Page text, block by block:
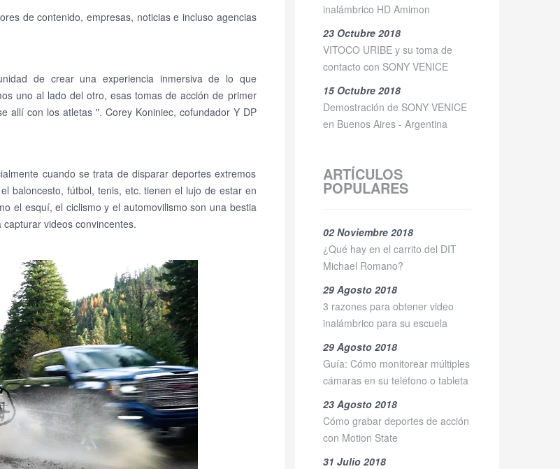
de contenido, empresas, noticias e incluso agencias
de crear una experiencia inmersiva de lo que
uno al lado del otro, esas tomas de acción de primer
allí con los atletas ". Corey Koniniec, cofundador Y DP
cuando se trata de disparar deportes extremos
baloncesto, fútbol, ​​tenis, etc. tienen el lujo de estar en
el esquí, el ciclismo y el automovilismo son una bestia
videos convincentes.
inalámbrico HD Amimon
23 Octubre 2018
VITOCO URIBE y su toma de
contacto con SONY VENICE
15 Octubre 2018
Demostración de SONY VENICE
en Buenos Aires - Argentina
ARTÍCULOS
POPULARES
02 Noviembre 2018
¿Qué hay en el carrito del DIT
Michael Romano?
29 Agosto 2018
3 razones para obtener video
inalámbrico para su escuela
29 Agosto 2018
Guía: Cómo monitorear múltiples
cámaras en su teléfono o tableta
23 Agosto 2018
Cómo grabar deportes de acción
con Motion State
31 Julio 2018